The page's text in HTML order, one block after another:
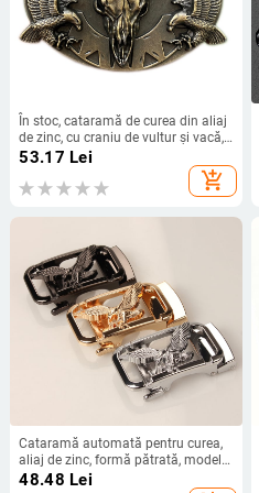
În stoc, cataramă de curea din aliaj
de zinc, cu craniu de vultur și vacă,
din denim occidental, comerț
exterior european și american,
aprovizionare electronică
53.17 Lei
add_shopping_cart
Cataramă automată pentru curea,
aliaj de zinc, formă pătrată, model
animal, pentru bărbați
48.48 Lei